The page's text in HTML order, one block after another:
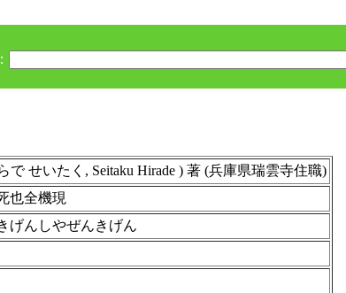
で せいたく, Seitaku Hirade ) 著 (兵庫県瑞雲寺住職)
也全機現
げんしやぜんきげん